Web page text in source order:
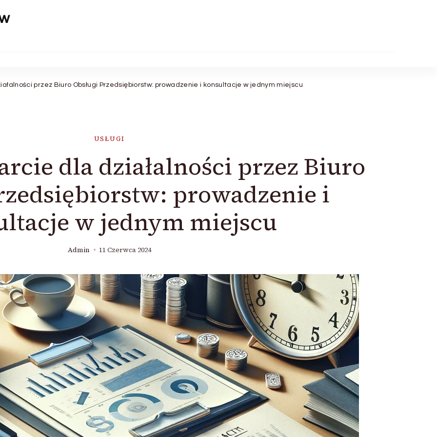
przez Biuro Obsługi Przedsiębiorstw: prowadzenie i konsultacje w jednym miejscu
USŁUGI
dla działalności przez Biuro
prowadzenie i
w jednym miejscu
Admin 11 Czerwca 2024